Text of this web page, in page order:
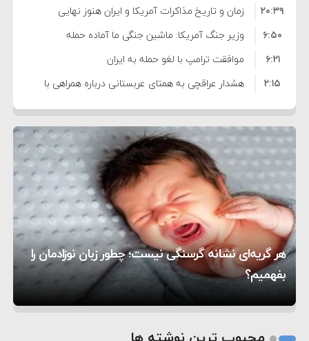
واهی و کذب محض است
زمان و تاریخ مذاکرات آمریکا و ایران هنوز نهایی
نشده است
۲۰:۳۹
وزیر جنگ آمریکا: ماشین جنگی ما آماده حمله
نظامی علیه ایران است
۶:۵۰
موافقت ترامپ با لغو حمله به ایران
۶:۲۱
هشدار عراقچی به همتای عربستانی درباره همراهی با
آمریکا
۲:۱۵
مقام ارشد امنیتی: برنامه گسترده‌ای برای پاسخ به
دیوانگی آمریکا داریم
۷:۱۰
ترامپ دستور حملات جدید علیه ایران را صادر کرد
۵:۴۵
سپاه: دو نفتکش متخلف مورد اصابت قرار گرفته و
متوقف شدند
۱۲:۵۹
ترامپ مدعی توافق تاریخی برای خلع سلاح کامل
حماس شد
۸:۵۷
اعتراض عراقچی به همتای بلغارستانی به دلیل کمک
به آمریکا در حملات به ایران
۱۶:۱۹
کشورهایی که به متجاوزان کمک می کنند پاسخ
سختی خواهند گرفت
۱۰:۱۵
سنتکام پایان تجاوز جدید به ایران را اعلام کرد
۶:۰۵
هر گریه‌ای نشانه گرسنگی نیست؛ چطور زبان نوزادمان را
بفهمیم؟
تغذیه پدر می‌تواند بر سلامت نوزاد تأثیر بگذارد
روی دیگر زندگی
2